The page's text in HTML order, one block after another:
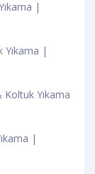
|
Yıkama |
Koltuk Yıkama
|